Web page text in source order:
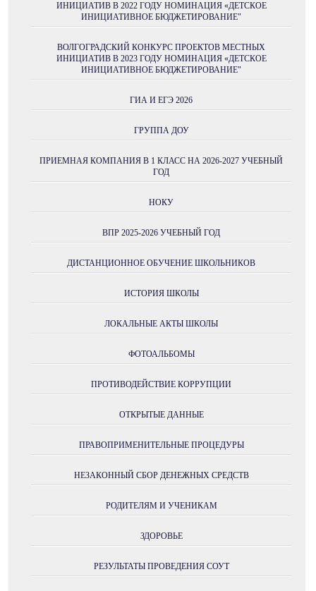
ИНИЦИАТИВ В 2022 ГОДУ НОМИНАЦИЯ «ДЕТСКОЕ
ИНИЦИАТИВНОЕ БЮДЖЕТИРОВАНИЕ"
ВОЛГОГРАДСКИЙ КОНКУРС ПРОЕКТОВ МЕСТНЫХ
ИНИЦИАТИВ В 2023 ГОДУ НОМИНАЦИЯ «ДЕТСКОЕ
ИНИЦИАТИВНОЕ БЮДЖЕТИРОВАНИЕ"
ГИА И ЕГЭ 2026
ГРУППА ДОУ
ПРИЕМНАЯ КОМПАНИЯ В 1 КЛАСС НА 2026-2027 УЧЕБНЫЙ
ГОД
НОКУ
ВПР 2025-2026 УЧЕБНЫЙ ГОД
ДИСТАНЦИОННОЕ ОБУЧЕНИЕ ШКОЛЬНИКОВ
ИСТОРИЯ ШКОЛЫ
ЛОКАЛЬНЫЕ АКТЫ ШКОЛЫ
ФОТОАЛЬБОМЫ
ПРОТИВОДЕЙСТВИЕ КОРРУПЦИИ
ОТКРЫТЫЕ ДАННЫЕ
ПРАВОПРИМЕНИТЕЛЬНЫЕ ПРОЦЕДУРЫ
НЕЗАКОННЫЙ СБОР ДЕНЕЖНЫХ СРЕДСТВ
РОДИТЕЛЯМ И УЧЕНИКАМ
ЗДОРОВЬЕ
РЕЗУЛЬТАТЫ ПРОВЕДЕНИЯ СОУТ